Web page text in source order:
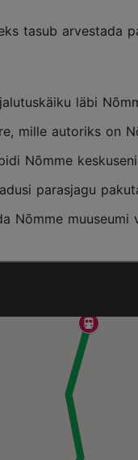
tasub arvestada
läbi
mille autoriks on
Nõmme
parasjagu
Nõmme